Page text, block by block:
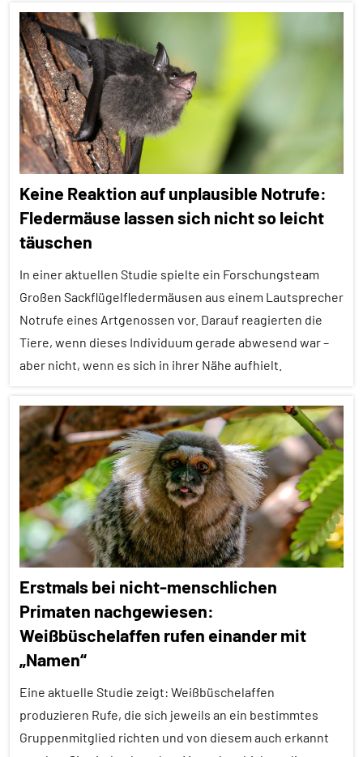
Säugetiere
Wirbeltiere
Alle
Artikel
Alle
Themen
Alle
Tiergruppen
Brutpflege
Forschung
aktuell
In
aller
Kommunikation
Säugetiere
Wirbeltiere
Keine Reaktion auf unplausible Notrufe:
Fledermäuse lassen sich nicht so leicht
täuschen
In einer aktuellen Studie spielte ein Forschungsteam
Großen Sackflügelfledermäusen aus einem Lautsprecher
Notrufe eines Artgenossen vor. Darauf reagierten die
Tiere, wenn dieses Individuum gerade abwesend war –
aber nicht, wenn es sich in ihrer Nähe aufhielt.
Alle
Artikel
Alle
Themen
Alle
Tiergruppen
Forschung
aktuell
Kommunikation
Säugetiere
Wirbeltiere
Erstmals bei nicht-menschlichen
Primaten nachgewiesen:
Weißbüschelaffen rufen einander mit
„Namen“
Eine aktuelle Studie zeigt: Weißbüschelaffen
produzieren Rufe, die sich jeweils an ein bestimmtes
Gruppenmitglied richten und von diesem auch erkannt